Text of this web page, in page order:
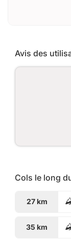
Avis des
Cols le long
27 km
35 km